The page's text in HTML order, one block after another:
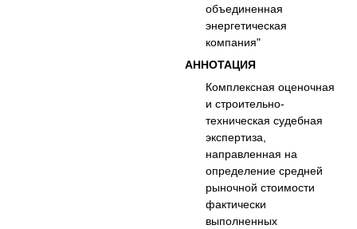
объединенная
энергетическая
компания"
АННОТАЦИЯ
Комплексная оценочная
и строительно-
техническая судебная
экспертиза,
направленная на
определение средней
рыночной стоимости
фактически
выполненных